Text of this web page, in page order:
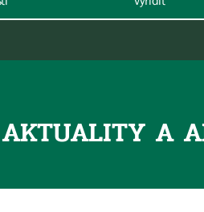
AKTUALITY A